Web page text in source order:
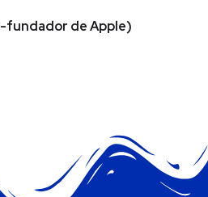
fundador de Apple)